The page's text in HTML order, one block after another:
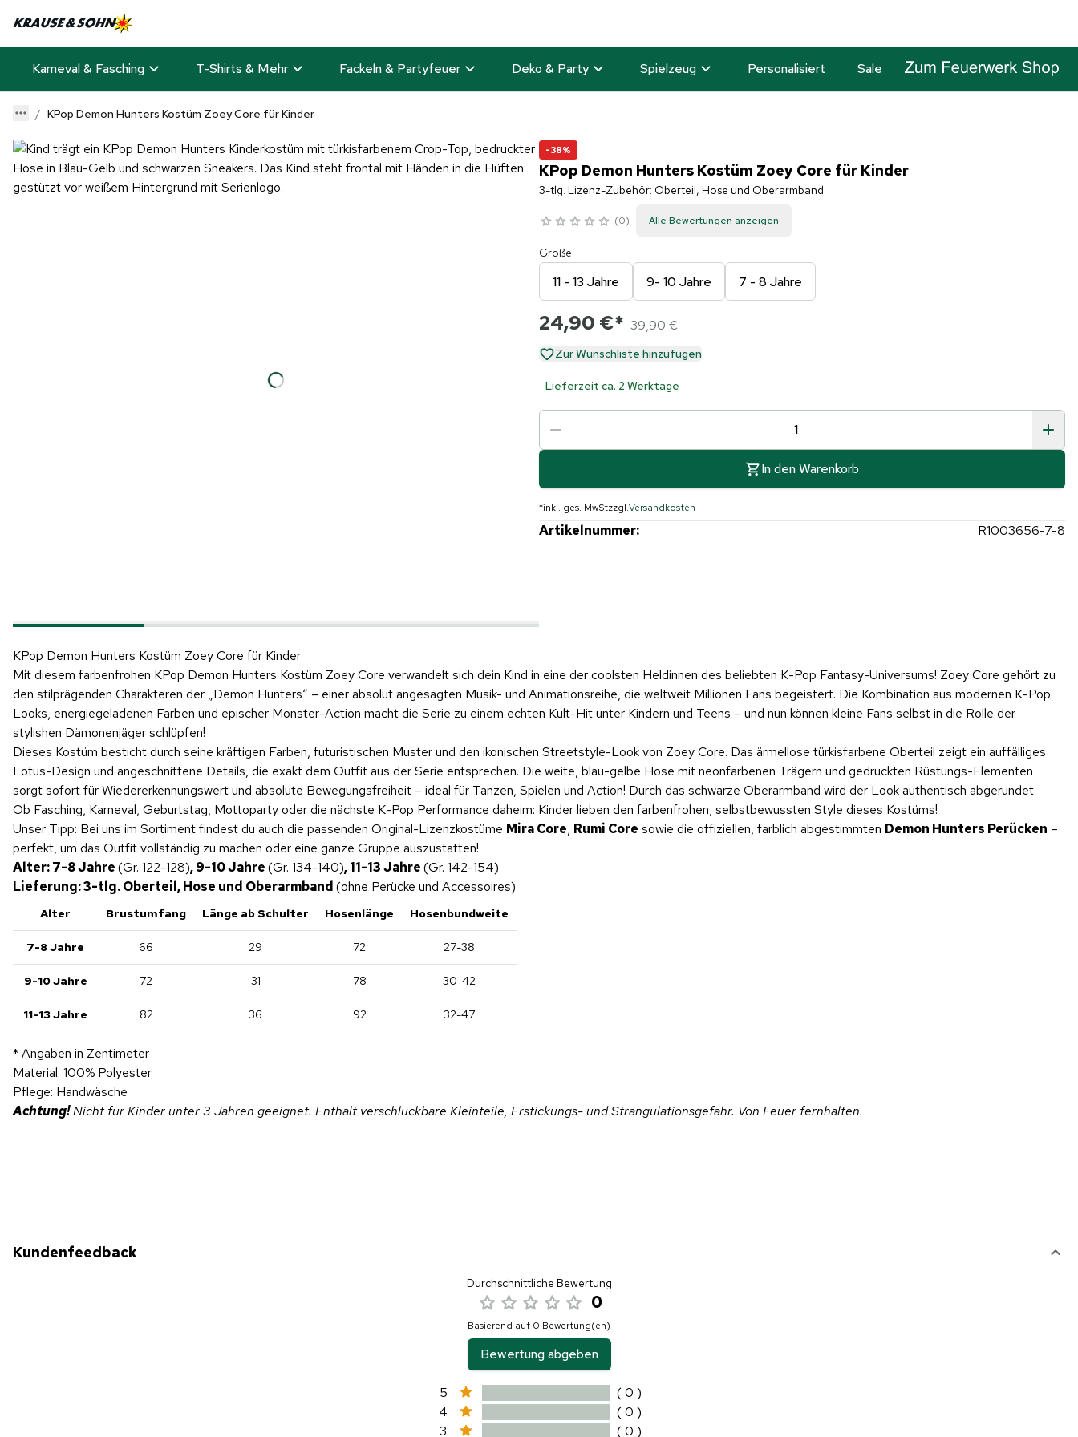
Karneval & Fasching T-Shirts & Mehr Fackeln & Partyfeuer Deko & Party Spielzeug Personalisiert Sale
KPop Demon Hunters Kostüm Zoey Core für Kinder
-38%
KPop Demon Hunters Kostüm Zoey Core für Kinder
3-tlg. Lizenz-Zubehör: Oberteil, Hose und Oberarmband
0 Alle Bewertungen anzeigen
Größe
11 - 13 Jahre 9- 10 Jahre 7 - 8 Jahre
24,90 €* 39,90 €
Zur Wunschliste hinzufügen
Lieferzeit ca. 2 Werktage
In den Warenkorb
*inkl. ges. MwStzzgl.Versandkosten
Artikelnummer: R1003656-7-8
KPop Demon Hunters Kostüm Zoey Core für Kinder
Mit diesem farbenfrohen KPop Demon Hunters Kostüm Zoey Core verwandelt sich dein Kind in eine der coolsten Heldinnen des beliebten K-Pop Fantasy-Universums! Zoey Core gehört zu
den stilprägenden Charakteren der „Demon Hunters“ – einer absolut angesagten Musik- und Animationsreihe, die weltweit Millionen Fans begeistert. Die Kombination aus modernen K-Pop
Looks, energiegeladenen Farben und epischer Monster-Action macht die Serie zu einem echten Kult-Hit unter Kindern und Teens – und nun können kleine Fans selbst in die Rolle der
stylishen Dämonenjäger schlüpfen!
Dieses Kostüm besticht durch seine kräftigen Farben, futuristischen Muster und den ikonischen Streetstyle-Look von Zoey Core. Das ärmellose türkisfarbene Oberteil zeigt ein auffälliges
Lotus-Design und angeschnittene Details, die exakt dem Outfit aus der Serie entsprechen. Die weite, blau-gelbe Hose mit neonfarbenen Trägern und gedruckten Rüstungs-Elementen
sorgt sofort für Wiedererkennungswert und absolute Bewegungsfreiheit – ideal für Tanzen, Spielen und Action! Durch das schwarze Oberarmband wird der Look authentisch abgerundet.
Ob Fasching, Karneval, Geburtstag, Mottoparty oder die nächste K-Pop Performance daheim: Kinder lieben den farbenfrohen, selbstbewussten Style dieses Kostüms!
Unser Tipp: Bei uns im Sortiment findest du auch die passenden Original-Lizenzkostüme Mira Core, Rumi Core sowie die offiziellen, farblich abgestimmten Demon Hunters Perücken –
perfekt, um das Outfit vollständig zu machen oder eine ganze Gruppe auszustatten!
Alter: 7-8 Jahre(Gr. 122-128), 9-10 Jahre(Gr. 134-140), 11-13 Jahre(Gr. 142-154)
Lieferung: 3-tlg. Oberteil, Hose und Oberarmband(ohne Perücke und Accessoires)
Alter Brustumfang Länge ab Schulter Hosenlänge Hosenbundweite
7-8 Jahre 66 29 72 27-38
9-10 Jahre 72 31 78 30-42
11-13 Jahre 82 36 92 32-47
* Angaben in Zentimeter
Material: 100% Polyester
Pflege: Handwäsche
Achtung!Nicht für Kinder unter 3 Jahren geeignet. Enthält verschluckbare Kleinteile, Erstickungs- und Strangulationsgefahr. Von Feuer fernhalten.
Kundenfeedback
Durchschnittliche Bewertung
0
Basierend auf 0 Bewertung(en)
Bewertung abgeben
5
( 0 )
4
( 0 )
3
( 0 )